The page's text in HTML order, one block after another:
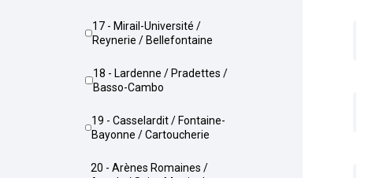
17 - Mirail-Université /
Reynerie / Bellefontaine
18 - Lardenne / Pradettes /
Basso-Cambo
19 - Casselardit / Fontaine-
Bayonne / Cartoucherie
20 - Arènes Romaines /